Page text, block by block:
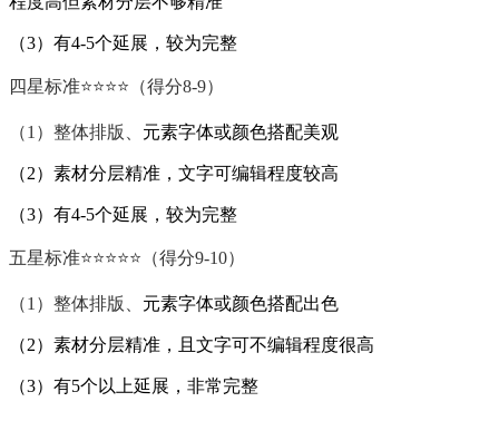
（3）有4-5个延展，较为完整
四星标准⭐️⭐️⭐️⭐️（得分8-9）
（1）整体排版、 元素字体或颜色搭配美观
（2）素材分层精准，文字可编辑程度较高
（3）有4-5个延展，较为完整
五星标准⭐️⭐️⭐️⭐️⭐️（得分9-10）
（1）整体排版、 元素字体或颜色搭配出色
（2）素材分层精准，且文字可不编辑程度很高
（3）有5个以上延展，非常完整